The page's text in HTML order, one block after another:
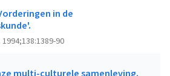
in de
90